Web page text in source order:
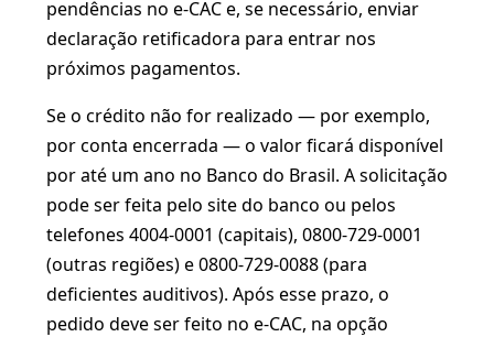
pendências no e-CAC e, se necessário, enviar
declaração retificadora para entrar nos
próximos pagamentos.
Se o crédito não for realizado — por exemplo,
por conta encerrada — o valor ficará disponível
por até um ano no Banco do Brasil. A solicitação
pode ser feita pelo site do banco ou pelos
telefones 4004-0001 (capitais), 0800-729-0001
(outras regiões) e 0800-729-0088 (para
deficientes auditivos). Após esse prazo, o
pedido deve ser feito no e-CAC, na opção